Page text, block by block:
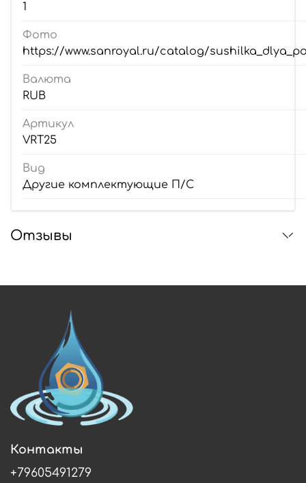
1
Фото
https://www.sanroyal.ru/catalog/
Валюта
RUB
Артикул
VRT25
Вид
Другие комплектующие П/С
Отзывы
Контакты
+79605491279